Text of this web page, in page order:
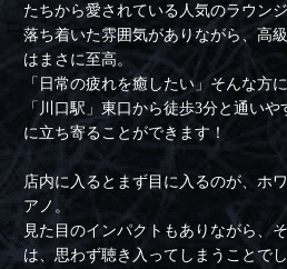
たちから愛されている人気のラウンジ
落ち着いた雰囲気がありながら、高
はまさに至高。
「日常の疲れを癒したい」そんな方
「川口駅」東口から徒歩3分と通い
に立ち寄ることができます！
店内に入るとまず目に入るのが、ホ
アノ。
見た目のインパクトもありながら、
は、思わず聴き入ってしまうことで